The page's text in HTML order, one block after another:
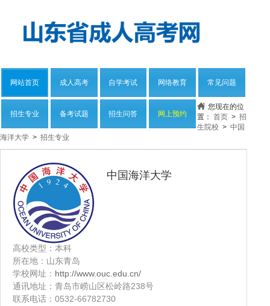
网站首页 成人高考 自学考试 网络教育 常见问题
招生专业 备考试题 招生问答 网上预约
您现在的位
置： 首页 > 招
生院校 > 中国
海洋大学 > 招生专业
中国海洋大学
高校类型：本科
所在地：山东青岛
学校网址： http://www.ouc.edu.cn/
通讯地址：青岛市崂山区松岭路238号
联系电话：0532-66782730